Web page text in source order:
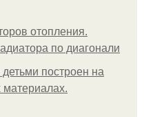
отопления.
по диагонали
построен на
материалах.